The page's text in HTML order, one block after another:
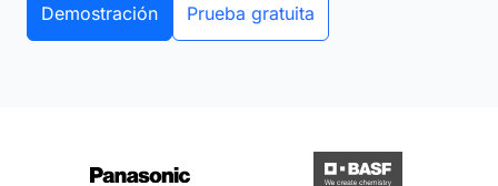
Demostración Prueba gratuita